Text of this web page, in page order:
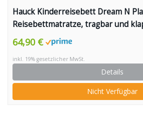
Hauck Kinderreisebett Dream N
Reisebettmatratze, tragbar und
cm, blau
64,90 €
inkl. 19% gesetzlicher MwSt.
Details
Nicht Verfügbar